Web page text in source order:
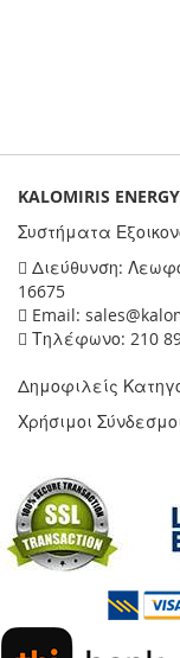
KALOMIRIS
Συστήματα
Διεύθυνση:
16675
Email:
Τηλέφωνο: 210
Δημοφιλείς
Χρήσιμοι